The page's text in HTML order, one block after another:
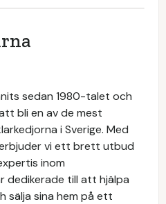
sedan 1980-talet och
bli en av de mest
i Sverige. Med
vi ett brett utbud
inom
dedikerade till att hjälpa
sälja sina hem på ett